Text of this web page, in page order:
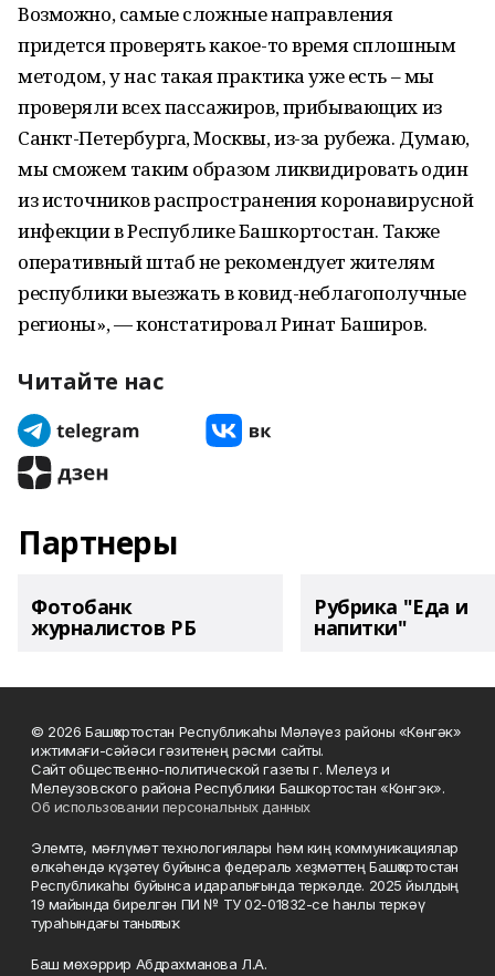
Возможно, самые сложные направления
придется проверять какое-то время сплошным
методом, у нас такая практика уже есть – мы
проверяли всех пассажиров, прибывающих из
Санкт-Петербурга, Москвы, из-за рубежа. Думаю,
мы сможем таким образом ликвидировать один
из источников распространения коронавирусной
инфекции в Республике Башкортостан. Также
оперативный штаб не рекомендует жителям
республики выезжать в ковид-неблагополучные
регионы», — констатировал Ринат Баширов.
Читайте нас
Партнеры
Фотобанк
журналистов РБ
Рубрика "Еда и
напитки"
© 2026 Башҡортостан Республикаһы Мәләүез районы «Көнгәк»
ижтимағи-сәйәси гәзитенең рәсми сайты.
Сайт общественно-политической газеты г. Мелеуз и
Мелеузовского района Республики Башкортостан «Конгэк».
Об использовании персональных данных
Элемтә, мәғлүмәт технологиялары һәм киң коммуникациялар
өлкәһендә күҙәтеү буйынса федераль хеҙмәттең Башҡортостан
Республикаһы буйынса идаралығында теркәлде. 2025 йылдың
19 майында бирелгән ПИ № ТУ 02-01832-се һанлы теркәү
тураһындағы таныҡлыҡ.
Баш мөхәррир Абдрахманова Л.А.